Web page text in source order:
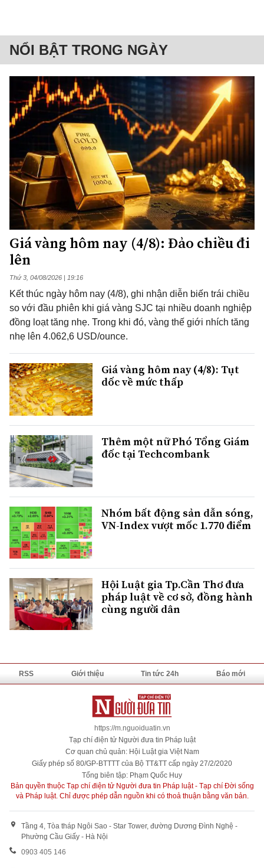
NỔI BẬT TRONG NGÀY
Giá vàng hôm nay (4/8): Đảo chiều đi
lên
Thứ 3, 04/08/2026 | 19:16
Kết thúc ngày hôm nay (4/8), ghi nhận diễn biến trái chiều
so với đầu phiên khi giá vàng SJC tại nhiều doanh nghiệp
đồng loạt tăng nhẹ. Trong khi đó, vàng thế giới nhích tăng
nhẹ lên 4.062,6 USD/ounce.
Giá vàng hôm nay (4/8): Tụt
dốc về mức thấp
Thêm một nữ Phó Tổng Giám
đốc tại Techcombank
Nhóm bất động sản dẫn sóng,
VN-Index vượt mốc 1.770 điểm
Hội Luật gia Tp.Cần Thơ đưa
pháp luật về cơ sở, đồng hành
cùng người dân
RSS Giới thiệu Tin tức 24h Báo mới
https://m.nguoiduatin.vn
Tạp chí điện tử Người đưa tin Pháp luật
Cơ quan chủ quản: Hội Luật gia Việt Nam
Giấy phép số 80/GP-BTTTT của Bộ TT&TT cấp ngày 27/2/2020
Tổng biên tập: Phạm Quốc Huy
Bản quyền thuộc Tạp chí điện tử Người đưa tin Pháp luật - Tạp chí Đời sống
và Pháp luật. Chỉ được phép dẫn nguồn khi có thoả thuận bằng văn bản.
Tầng 4, Tòa tháp Ngôi Sao - Star Tower, đường Dương Đình Nghệ -
Phường Cầu Giấy - Hà Nội
0903 405 146